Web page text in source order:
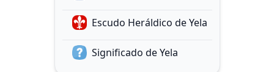
Escudo Heráldico de Yela
Significado de Yela